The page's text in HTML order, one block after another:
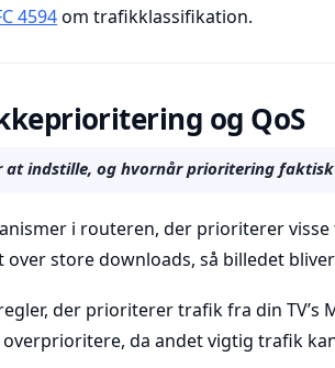
4594om trafikklassifikation.
og QoS
at indstille, og hvornår prioritering
i routeren, der prioriterer
over store downloads, så billedet
der prioriterer trafik fra din TV’s
da andet vigtig trafik